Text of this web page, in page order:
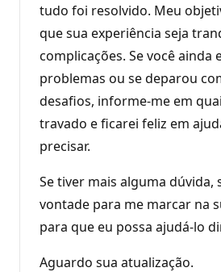
tudo foi resolvido. Meu
que sua experiência seja
complicações. Se você ainda
problemas ou se deparou
desafios, informe-me em
travado e ficarei feliz em
precisar.
Se tiver mais alguma dúvida,
vontade para me marcar na
para que eu possa ajudá-lo
Aguardo sua atualização.